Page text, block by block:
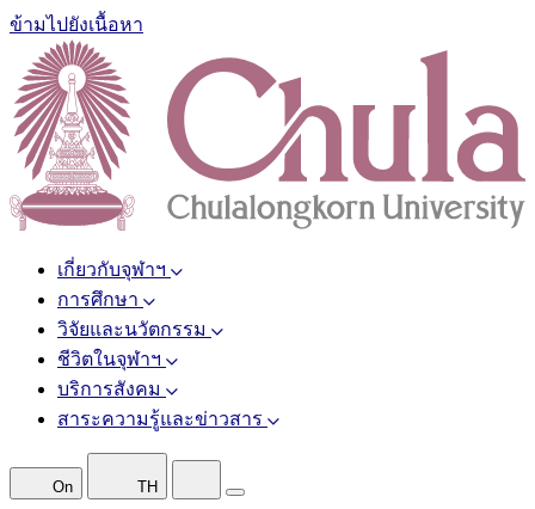
ข้ามไปยังเนื้อหา
เกี่ยวกับจุฬาฯ
การศึกษา
วิจัยและนวัตกรรม
ชีวิตในจุฬาฯ
บริการสังคม
สาระความรู้และข่าวสาร
On TH